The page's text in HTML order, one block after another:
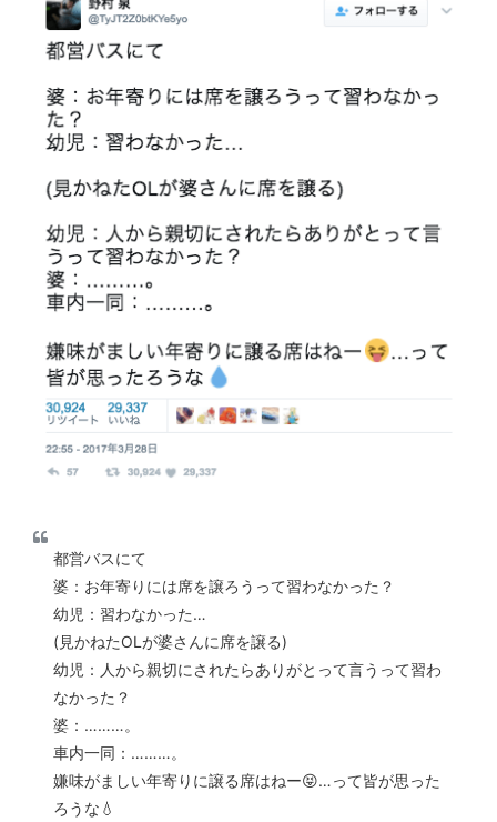
都営バスにて
婆：お年寄りには席を譲ろうって習わなかった？
幼児：習わなかった…
(見かねたOLが婆さんに席を譲る)
幼児：人から親切にされたらありがとって言うって習わ
なかった？
婆：………。
車内一同：………。
嫌味がましい年寄りに譲る席はねー😝…って皆が思った
ろうな💧